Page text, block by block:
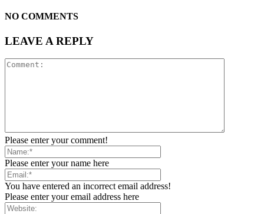
NO COMMENTS
LEAVE A REPLY
Please enter your comment!
Please enter your name here
You have entered an incorrect email address!
Please enter your email address here